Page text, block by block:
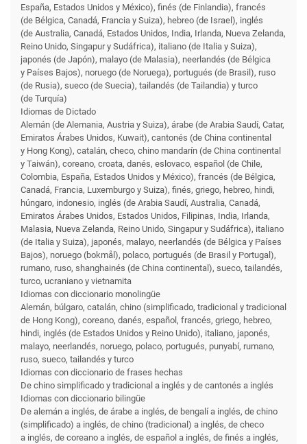
España, Estados Unidos y México), finés (de Finlandia), francés
(de Bélgica, Canadá, Francia y Suiza), hebreo (de Israel), inglés
(de Australia, Canadá, Estados Unidos, India, Irlanda, Nueva Zelanda,
Reino Unido, Singapur y Sudáfrica), italiano (de Italia y Suiza),
japonés (de Japón), malayo (de Malasia), neerlandés (de Bélgica
y Países Bajos), noruego (de Noruega), portugués (de Brasil), ruso
(de Rusia), sueco (de Suecia), tailandés (de Tailandia) y turco
(de Turquía)
Idiomas de Dictado
Alemán (de Alemania, Austria y Suiza), árabe (de Arabia Saudí, Catar,
Emiratos Árabes Unidos, Kuwait), cantonés (de China continental
y Hong Kong), catalán, checo, chino mandarín (de China continental
y Taiwán), coreano, croata, danés, eslovaco, español (de Chile,
Colombia, España, Estados Unidos y México), francés (de Bélgica,
Canadá, Francia, Luxemburgo y Suiza), finés, griego, hebreo, hindi,
húngaro, indonesio, inglés (de Arabia Saudí, Australia, Canadá,
Emiratos Árabes Unidos, Estados Unidos, Filipinas, India, Irlanda,
Malasia, Nueva Zelanda, Reino Unido, Singapur y Sudáfrica), italiano
(de Italia y Suiza), japonés, malayo, neerlandés (de Bélgica y Países
Bajos), noruego (bokmål), polaco, portugués (de Brasil y Portugal),
rumano, ruso, shanghainés (de China continental), sueco, tailandés,
turco, ucraniano y vietnamita
Idiomas con diccionario monolingüe
Alemán, búlgaro, catalán, chino (simplificado, tradicional y tradicional
de Hong Kong), coreano, danés, español, francés, griego, hebreo,
hindi, inglés (de Estados Unidos y Reino Unido), italiano, japonés,
malayo, neerlandés, noruego, polaco, portugués, punyabí, rumano,
ruso, sueco, tailandés y turco
Idiomas con diccionario de frases hechas
De chino simplificado y tradicional a inglés y de cantonés a inglés
Idiomas con diccionario bilingüe
De alemán a inglés, de árabe a inglés, de bengalí a inglés, de chino
(simplificado) a inglés, de chino (tradicional) a inglés, de checo
a inglés, de coreano a inglés, de español a inglés, de finés a inglés,